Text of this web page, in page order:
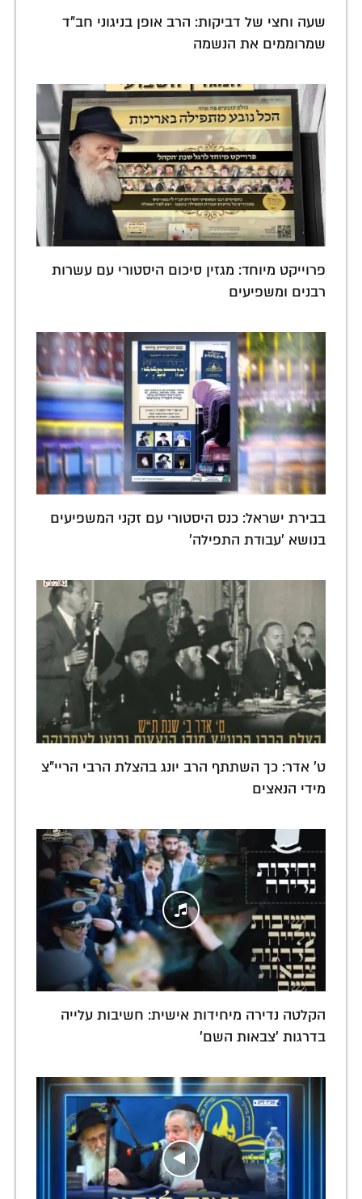
שעה וחצי של דביקות: הרב אופן בניגוני חב"ד
שמרוממים את הנשמה
פרוייקט מיוחד: מגזין סיכום היסטורי עם עשרות
רבנים ומשפיעים
בבירת ישראל: כנס היסטורי עם זקני המשפיעים
בנושא 'עבודת התפילה'
ט' אדר: כך השתתף הרב יונג בהצלת הרבי הריי"צ
מידי הנאצים
הקלטה נדירה מיחידות אישית: חשיבות עלייה
בדרגות 'צבאות השם'